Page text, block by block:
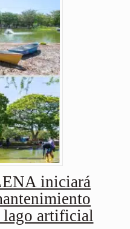
iniciará
lago artificial